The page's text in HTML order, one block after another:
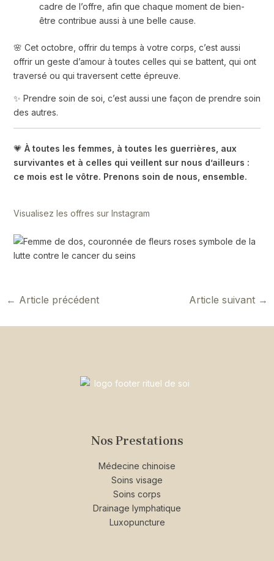
cadre de l’offre, afin que chaque moment de bien-
être contribue aussi à une belle cause.
🌸 Cet octobre, offrir du temps à votre corps, c’est aussi
offrir un geste d’amour à toutes celles qui se battent, qui ont
traversé ou qui traversent cette épreuve.
✨ Prendre soin de soi, c’est aussi une façon de prendre soin
des autres.
💗 À toutes les femmes, à toutes les guerrières, aux
survivantes et à celles qui veillent sur nous d’ailleurs :
ce mois est le vôtre. Prenons soin de nous, ensemble.
Visualisez les offres sur Instagram
← Article précédent Article suivant →
Nos Prestations
Médecine chinoise
Soins visage
Soins corps
Drainage lymphatique
Luxopuncture